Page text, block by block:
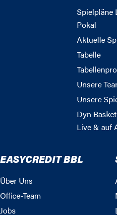
Spielpläne
Pokal
Aktuelle
Tabelle
Unsere
Unsere
Dyn
Live & auf
EASYCREDIT BBL
Über Uns
Office-Team
Jobs